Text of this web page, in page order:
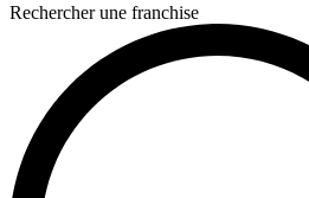
Rechercher une franchise